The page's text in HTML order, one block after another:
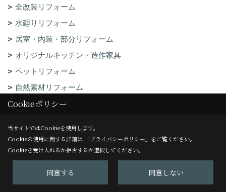
全改装リフォーム
水廻りリフォーム
居室・内装・部分リフォーム
オリジナルキッチン・造作家具
ペットリフォーム
自然素材リフォーム
すべて
全改装リフォーム
水廻りリフォーム
Cookieポリシー
当サイトではCookieを使用します。
Cookieの使用に関する詳細は 「プライバシーポリシー 」をご覧ください。
Cookieを受け入れるか拒否するか選択してください。
同意する 同意しない